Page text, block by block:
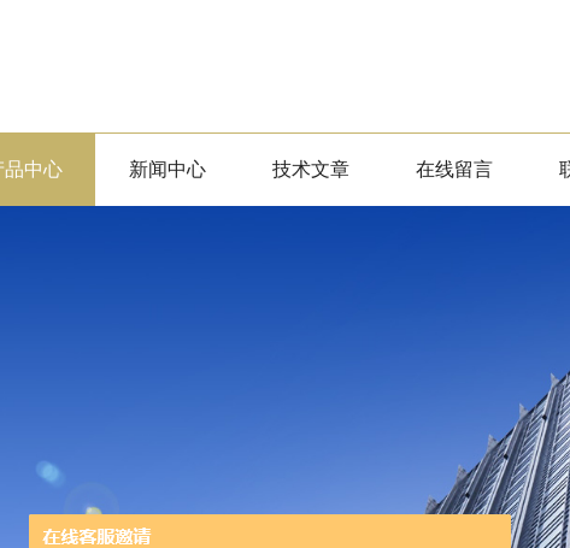
品中心 新闻中心 技术文章 在线留言